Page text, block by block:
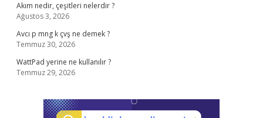
Akım nedir, çeşitleri nelerdir ?
Ağustos 3, 2026
Avcı p mng k çvş ne demek ?
Temmuz 30, 2026
WattPad yerine ne kullanılır ?
Temmuz 29, 2026